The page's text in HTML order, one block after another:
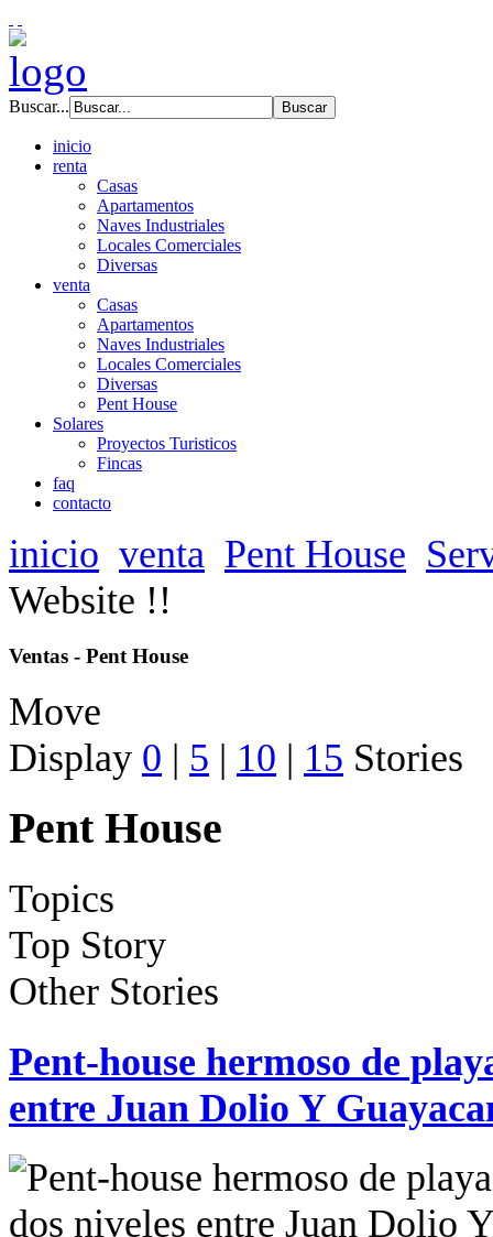
Buscar...
inicio
renta
Casas
Apartamentos
Naves Industriales
Locales Comerciales
Diversas
venta
Casas
Apartamentos
Naves Industriales
Locales Comerciales
Diversas
Pent House
Solares
Proyectos Turisticos
Fincas
faq
contacto
inicio venta Pent House
Website !!
Ventas - Pent House
Move
Display 0 | 5 | 10 | 15 Stories
Pent House
Topics
Top Story
Other Stories
Pent-house hermoso de
entre Juan Dolio Y